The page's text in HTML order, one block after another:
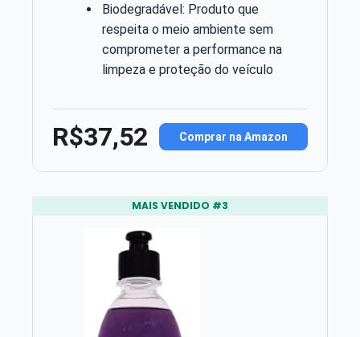
Biodegradável: Produto que
respeita o meio ambiente sem
comprometer a performance na
limpeza e proteção do veículo
R$37,52 Comprar na Amazon
MAIS VENDIDO #3